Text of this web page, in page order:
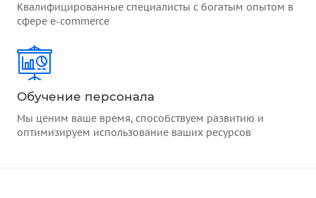
Квалифицированные специалисты с богатым опытом в
сфере e-commerce
Обучение персонала
Мы ценим ваше время, способствуем развитию и
оптимизируем использование ваших ресурсов